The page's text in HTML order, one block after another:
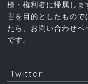
様・権利者に帰属しま
害を目的としたもので
たら、お問い合わせ
です。
Twitter